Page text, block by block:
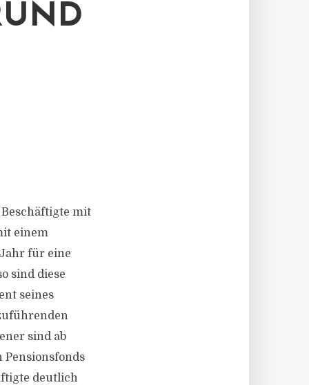
mit
einem
für eine
sind diese
seines
sind ab
Pensionsfonds
deutlich